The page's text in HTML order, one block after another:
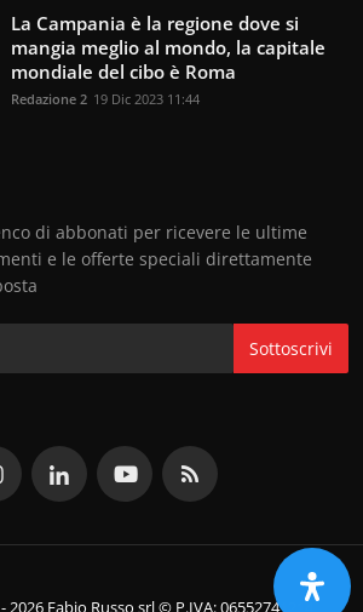
La Campania è la regione dove si
mangia meglio al mondo, la capitale
mondiale del cibo è Roma
Redazione 2 19 Dic 2023 11:44
di abbonati per ricevere le ultime
e le offerte speciali direttamente
Sottoscrivi